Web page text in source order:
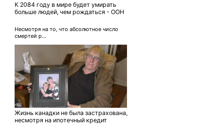
К 2084 году в мире будет умирать
больше людей, чем рождаться - ООН
Несмотря на то, что абсолютное число
смертей р...
Жизнь канадки не была застрахована,
несмотря на ипотечный кредит